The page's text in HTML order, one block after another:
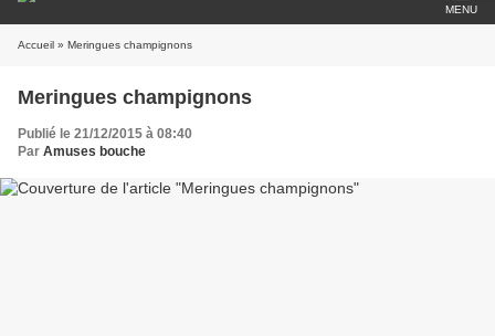
MENU
Accueil » Meringues champignons
Meringues champignons
Publié le 21/12/2015 à 08:40
Par Amuses bouche